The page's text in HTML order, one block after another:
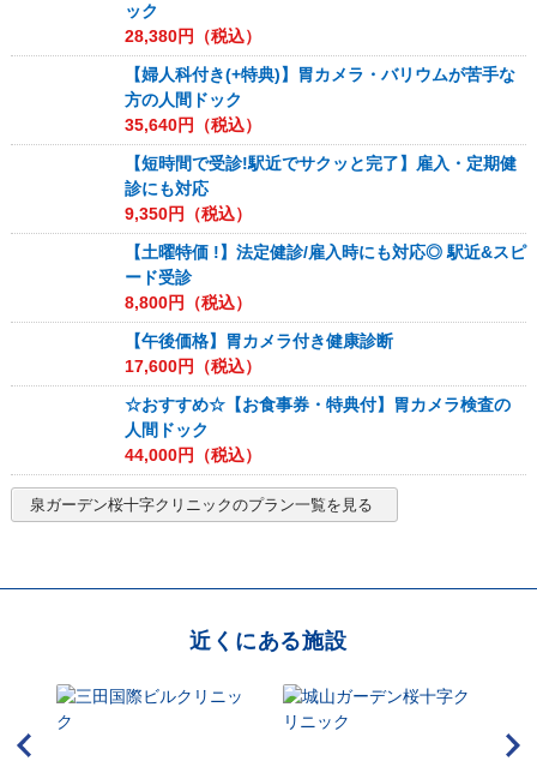
ック
28,380円（税込）
【婦人科付き(+特典)】胃カメラ・バリウムが苦手な
方の人間ドック
35,640円（税込）
【短時間で受診!駅近でサクッと完了】雇入・定期健
診にも対応
9,350円（税込）
【土曜特価 !】法定健診/雇入時にも対応◎ 駅近&スピ
ード受診
8,800円（税込）
【午後価格】胃カメラ付き健康診断
17,600円（税込）
☆おすすめ☆【お食事券・特典付】胃カメラ検査の
人間ドック
44,000円（税込）
泉ガーデン桜十字クリニックのプラン一覧を見る
近くにある施設